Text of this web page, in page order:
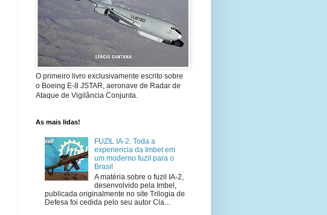
O primeiro livro exclusivamente escrito sobre
o Boeing E-8 JSTAR, aeronave de Radar de
Ataque de Vigilância Conjunta.
As mais lidas!
FUZIL IA-2. Toda a
experiencia da Imbel em
um moderno fuzil para o
Brasil
A matéria sobre o fuzil IA-2,
desenvolvido pela Imbel,
publicada originalmente no site Trilogia de
Defesa foi cedida pelo seu autor Cla...